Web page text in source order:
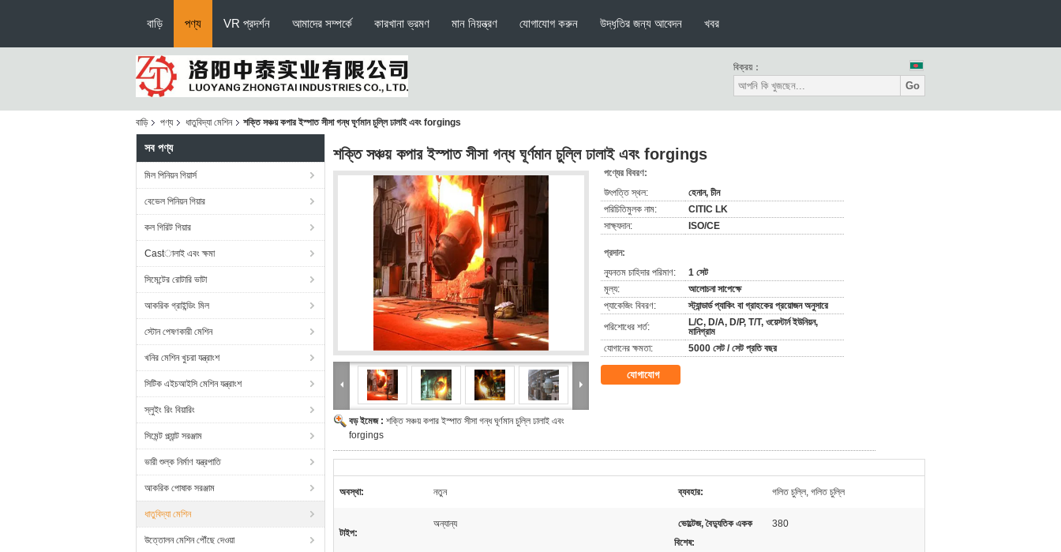
বাড়ি পণ্য VR প্রদর্শন আমাদের সম্পর্কে কারখানা ভ্রমণ মান নিয়ন্ত্রণ যোগাযোগ করুন উদ্ধৃতির জন্য আবেদন খবর
বিক্রয়：
Go
বাড়ি পণ্য ধাতুবিদ্যা মেশিন শক্তি সঞ্চয় কপার ইস্পাত সীসা গন্ধ ঘূর্ণমান চুল্লি ঢালাই এবং forgings
সব পণ্য
মিল পিনিয়ন গিয়ার্স
বেভেল পিনিয়ন গিয়ার
কল গিরিট গিয়ার
Castালাই এবং ক্ষমা
সিমেন্টের রোটারি ভাটা
আকরিক গ্রাইন্ডিং মিল
স্টোন পেষণকারী মেশিন
খনির মেশিন খুচরা যন্ত্রাংশ
সিটিক এইচআইসি মেশিন যন্ত্রাংশ
স্লুইং রিং বিয়ারিং
সিমেন্ট প্ল্যান্ট সরঞ্জাম
ভারী শুল্ক নির্মাণ যন্ত্রপাতি
আকরিক পোষাক সরঞ্জাম
ধাতুবিদ্যা মেশিন
উত্তোলন মেশিন পৌঁছে দেওয়া
শক্তি সঞ্চয় কপার ইস্পাত সীসা গন্ধ ঘূর্ণমান চুল্লি ঢালাই এবং forgings
বড় ইমেজ : শক্তি সঞ্চয় কপার ইস্পাত সীসা গন্ধ ঘূর্ণমান চুল্লি ঢালাই এবং
forgings
পণ্যের বিবরণ:
উৎপত্তি স্থল:
হেনান, চীন
পরিচিতিমুলক নাম:
CITIC LK
সাক্ষ্যদান:
ISO/CE
প্রদান:
ন্যূনতম চাহিদার পরিমাণ:
1 সেট
মূল্য:
আলোচনা সাপেক্ষে
প্যাকেজিং বিবরণ:
স্ট্যান্ডার্ড প্যাকিং বা গ্রাহকের প্রয়োজন অনুসারে
পরিশোধের শর্ত:
L/C, D/A, D/P, T/T, ওয়েস্টার্ন ইউনিয়ন,
মানিগ্রাম
যোগানের ক্ষমতা:
5000 সেট / সেট প্রতি বছর
যোগাযোগ
অবস্থা: নতুন ব্যবহার: গলিত চুল্লি, গলিত চুল্লি
টাইপ:
অন্যান্য
ভোল্টেজ, বৈদ্যুতিক একক
বিশেষ:
380